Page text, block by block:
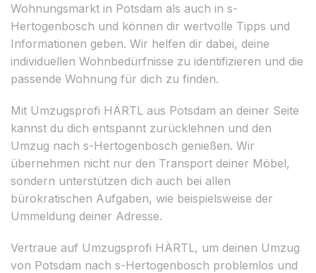
Wohnungsmarkt in Potsdam als auch in s-
Hertogenbosch und können dir wertvolle Tipps und
Informationen geben. Wir helfen dir dabei, deine
individuellen Wohnbedürfnisse zu identifizieren und die
passende Wohnung für dich zu finden.
Mit Umzugsprofi HÄRTL aus Potsdam an deiner Seite
kannst du dich entspannt zurücklehnen und den
Umzug nach s-Hertogenbosch genießen. Wir
übernehmen nicht nur den Transport deiner Möbel,
sondern unterstützen dich auch bei allen
bürokratischen Aufgaben, wie beispielsweise der
Ummeldung deiner Adresse.
Vertraue auf Umzugsprofi HÄRTL, um deinen Umzug
von Potsdam nach s-Hertogenbosch problemlos und